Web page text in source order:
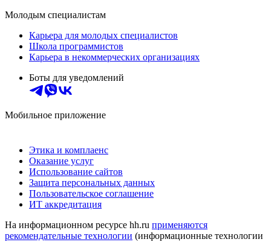
Молодым специалистам
Карьера для молодых специалистов
Школа программистов
Карьера в некоммерческих организациях
Боты для уведомлений
Мобильное приложение
Этика и комплаенс
Оказание услуг
Использование сайтов
Защита персональных данных
Пользовательское соглашение
ИТ аккредитация
На информационном ресурсе hh.ru применяются
рекомендательные технологии (информационные технологии